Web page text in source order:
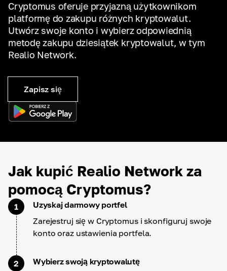
Cryptomus oferuje przyjazną użytkownikom
platformę do zakupu różnych kryptowalut.
Utwórz swoje konto i wybierz odpowiednią
metodę zakupu dziesiątek kryptowalut, w tym
Realio Network.
Zapisz się
Jak kupić Realio Network za
pomocą Cryptomus?
1
Uzyskaj darmowy portfel
Zarejestruj się w Cryptomus i skonfiguruj swoje
konto oraz ustawienia portfela.
2
Wybierz swoją kryptowalutę